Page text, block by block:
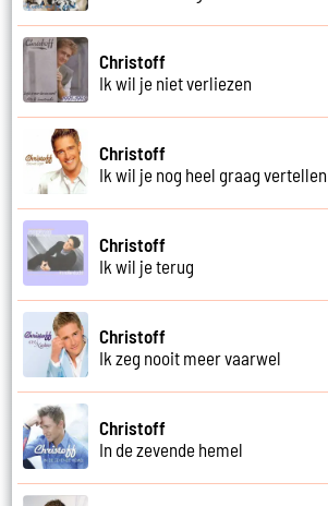
Christoff
Ik wil je niet verliezen
Christoff
Ik wil je nog heel graag vertellen
Christoff
Ik wil je terug
Christoff
Ik zeg nooit meer vaarwel
Christoff
In de zevende hemel